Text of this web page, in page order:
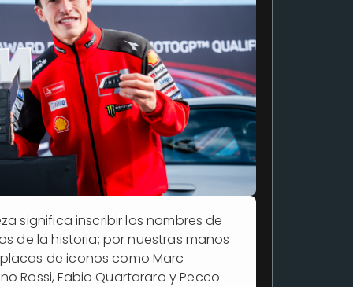
significa inscribir los nombres de
de la historia; por nuestras manos
de iconos como Marc
Rossi, Fabio Quartararo y Pecco